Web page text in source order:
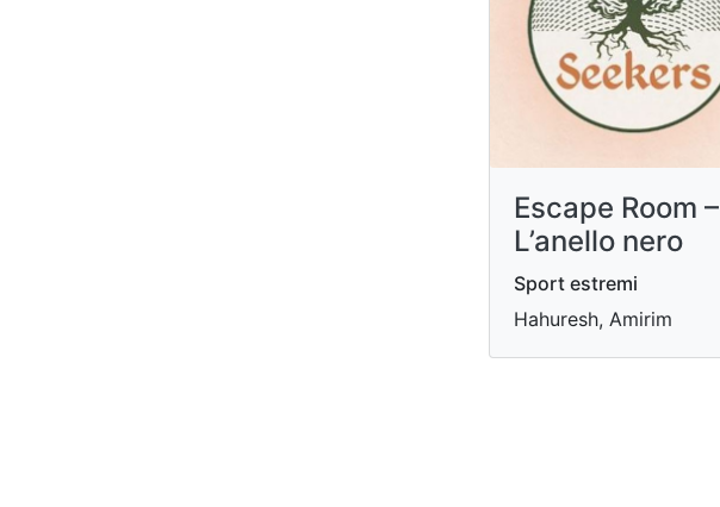
Escape Room –
L’anello nero
Sport estremi
Hahuresh, Amirim